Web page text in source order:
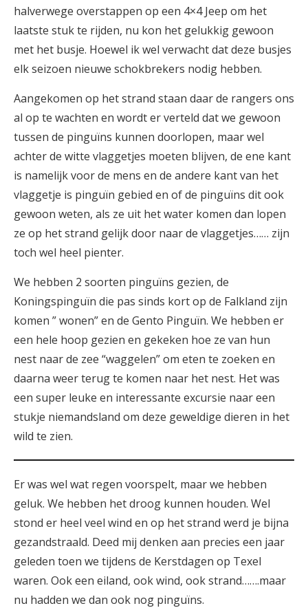
halverwege overstappen op een 4×4 Jeep om het
laatste stuk te rijden, nu kon het gelukkig gewoon
met het busje. Hoewel ik wel verwacht dat deze busjes
elk seizoen nieuwe schokbrekers nodig hebben.
Aangekomen op het strand staan daar de rangers ons
al op te wachten en wordt er verteld dat we gewoon
tussen de pinguïns kunnen doorlopen, maar wel
achter de witte vlaggetjes moeten blijven, de ene kant
is namelijk voor de mens en de andere kant van het
vlaggetje is pinguïn gebied en of de pinguïns dit ook
gewoon weten, als ze uit het water komen dan lopen
ze op het strand gelijk door naar de vlaggetjes…… zijn
toch wel heel pienter.
We hebben 2 soorten pinguïns gezien, de
Koningspinguïn die pas sinds kort op de Falkland zijn
komen ” wonen” en de Gento Pinguïn. We hebben er
een hele hoop gezien en gekeken hoe ze van hun
nest naar de zee “waggelen” om eten te zoeken en
daarna weer terug te komen naar het nest. Het was
een super leuke en interessante excursie naar een
stukje niemandsland om deze geweldige dieren in het
wild te zien.
Er was wel wat regen voorspelt, maar we hebben
geluk. We hebben het droog kunnen houden. Wel
stond er heel veel wind en op het strand werd je bijna
gezandstraald. Deed mij denken aan precies een jaar
geleden toen we tijdens de Kerstdagen op Texel
waren. Ook een eiland, ook wind, ook strand…….maar
nu hadden we dan ook nog pinguïns.